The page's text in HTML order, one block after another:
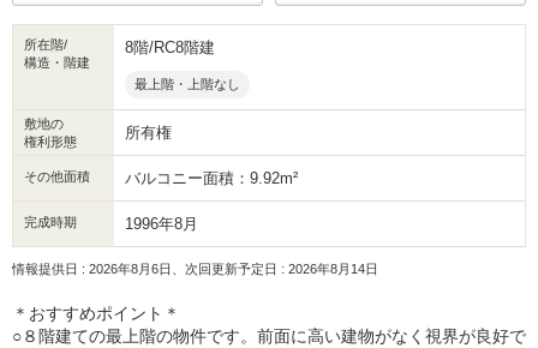
所在階/
構造・階建
8階/RC8階建
最上階・上階なし
敷地の
権利形態
所有権
その他面積 バルコニー面積：9.92m²
完成時期 1996年8月
情報提供日 : 2026年8月6日、次回更新予定日 : 2026年8月14日
＊おすすめポイント＊
○８階建ての最上階の物件です。前面に高い建物がなく視界が良好で